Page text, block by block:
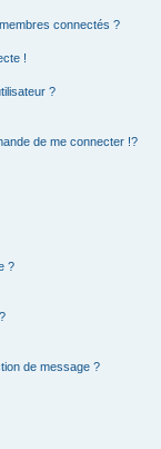
connectés ?
!
?
de me connecter !?
?
de message ?